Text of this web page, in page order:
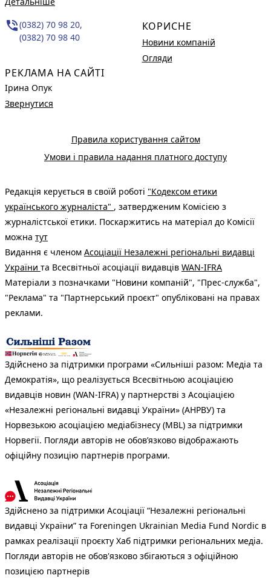
phone_in_talk(0382) 70 98 20,
(0382) 70 98 40
РЕКЛАМА НА САЙТІ
Ірина Опук
Звернутися
КОРИСНЕ
Новини компаній
Огляди
Правила користування сайтом
Умови і правила надання платного доступу
Редакція керується в своїй роботі "Кодексом етики
українського журналіста" , затвердженим Комісією з
журналістської етики. Поскаржитись на матеріал до Комісії
можна тут
Видання є членом Асоціації Незалежні регіональні видавці
України та Всесвітньої асоціації видавців WAN-IFRA
Матеріали з позначками "Новини компаній", "Прес-служба",
"Реклама" та "Партнерський проєкт" опубліковані на правах
реклами.
Здійснено за підтримки програми «Сильніші разом: Медіа та
Демократія», що реалізується Всесвітньою асоціацією
видавців новин (WAN-IFRA) у партнерстві з Асоціацією
«Незалежні регіональні видавці України» (АНРВУ) та
Норвезькою асоціацією медіабізнесу (MBL) за підтримки
Норвегії. Погляди авторів не обов’язково відображають
офіційну позицію партнерів програми.
Здійснено за підтримки Асоціації “Незалежні регіональні
видавці України” та Foreningen Ukrainian Media Fund Nordic в
рамках реалізації проєкту Хаб підтримки регіональних медіа.
Погляди авторів не обов'язково збігаються з офіційною
позицією партнерів